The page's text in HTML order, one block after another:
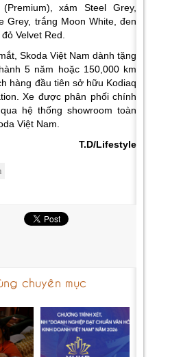
xám Steel Grey,
Grey, trắng Moon White, đen
Velvet Red.
Skoda Việt Nam dành tặng
5 năm hoặc 150,000 km
hàng đầu tiên sở hữu Kodiaq
Xe được phân phối chính
hệ thống showroom toàn
Việt Nam.
T.D/Lifestyle
chuyên mục